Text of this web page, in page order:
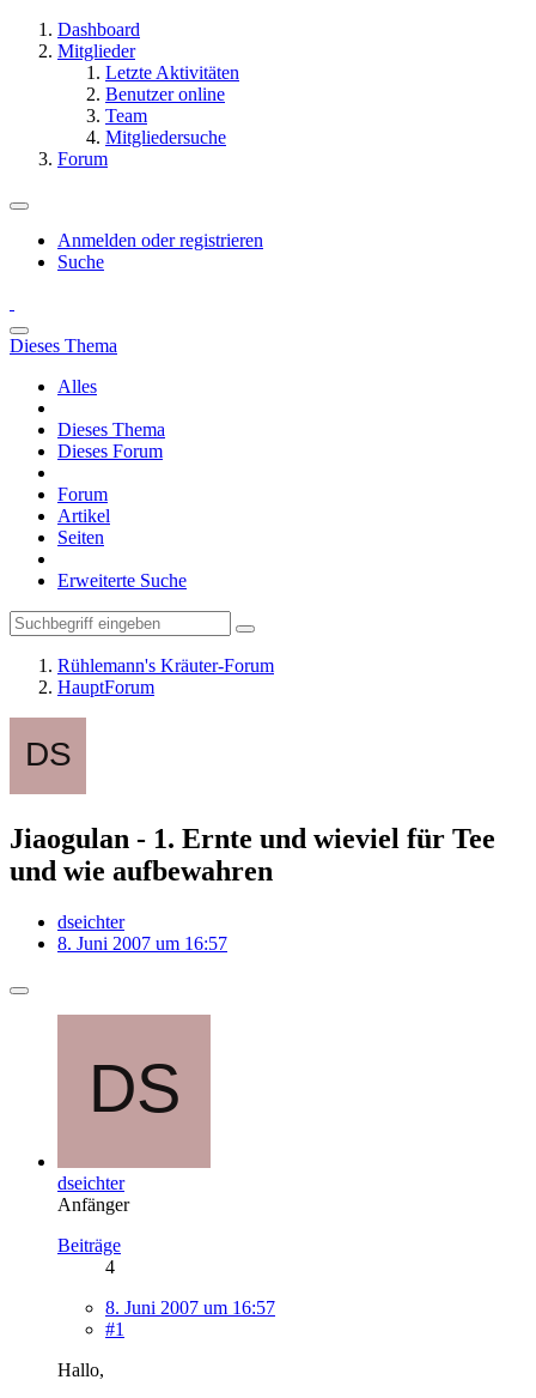
Dashboard
Mitglieder
Letzte Aktivitäten
Benutzer online
Team
Mitgliedersuche
Forum
Anmelden oder registrieren
Suche
Dieses Thema
Alles
Dieses Thema
Dieses Forum
Forum
Artikel
Seiten
Erweiterte Suche
Rühlemann's Kräuter-Forum
HauptForum
Jiaogulan - 1. Ernte und wieviel für Tee
und wie aufbewahren
dseichter
8. Juni 2007 um 16:57
dseichter
Anfänger
Beiträge
4
8. Juni 2007 um 16:57
#1
Hallo,